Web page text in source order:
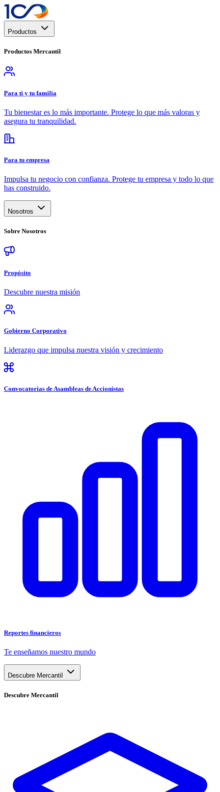
Productos
Productos Mercantil
Para ti y tu familia
Tu bienestar es lo más importante. Protege lo que más valoras y
asegura tu tranquilidad.
Para tu empresa
Impulsa tu negocio con confianza. Protege tu empresa y todo lo que
has construido.
Nosotros
Sobre Nosotros
Propósito
Descubre nuestra misión
Gobierno Corporativo
Liderazgo que impulsa nuestra visión y crecimiento
Convocatorias de Asambleas de Accionistas
Reportes financieros
Te enseñamos nuestro mundo
Descubre Mercantil
Descubre Mercantil